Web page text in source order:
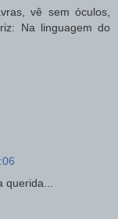
vê sem óculos,
Na linguagem do
querida...